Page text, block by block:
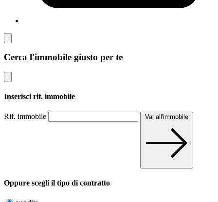
Cerca l'immobile giusto per te
Inserisci rif. immobile
Rif. immobile Vai all'immobile
Oppure scegli il tipo di contratto